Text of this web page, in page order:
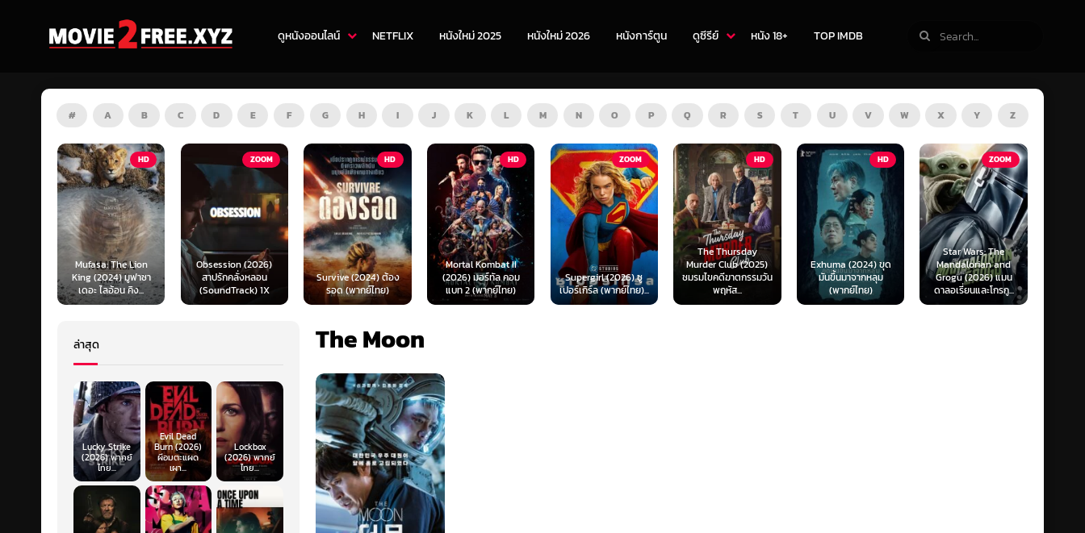
ดูหนังออนไลน์ NETFLIX หนังใหม่ 2025 หนังใหม่ 2026 หนังการ์ตูน ดูซีรีย์ หนัง 18+ TOP IMDB
# A B C D E F G H I J K L M N O P Q R S T U V W X Y Z
ZOOM
Obsession (2026)
สาปรักคลั่งหลอน
(SoundTrack) 1X
HD
Survive (2024) ต้อง
รอด (พากย์ไทย)
HD
Mortal Kombat II
(2026) มอร์ทัล คอม
แบท 2 (พากย์ไทย)
ZOOM
Supergirl (2026) ซู
เปอร์เกิร์ล (พากย์ไทย)...
HD
The Thursday
Murder Club (2025)
ชมรมไขคดีฆาตกรรมวัน
พฤหัส...
HD
Exhuma (2024) ขุด
มันขึ้นมาจากหลุม
(พากย์ไทย)
ZOOM
Star Wars: The
Mandalorian and
Grogu (2026) แมน
ดาลอเรี่ยนและโกรกู...
TV
The Last of Us
Season 1-2 (2025)
เดอะ ลาสต์ ออฟ อัส
The Moon
ล่าสุด
Lucky Strike
(2026) พากย์
ไทย...
Evil Dead
Burn (2026)
ผีอมตะแผด
เผา...
Lockbox
(2026) พากย์
ไทย...